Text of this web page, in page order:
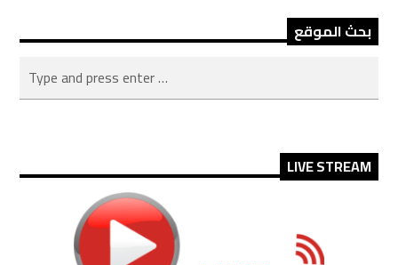
بحث الموقع
LIVE STREAM